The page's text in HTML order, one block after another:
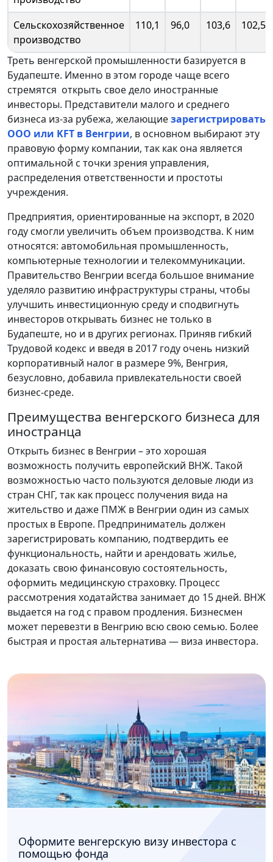
Сельскохозяйственное
производство
110,1 96,0 103,6 102,5
Треть венгерской промышленности базируется в
Будапеште. Именно в этом городе чаще всего
стремятся открыть свое дело иностранные
инвесторы. Представители малого и среднего
бизнеса из-за рубежа, желающиезарегистрировать
ООО или KFT в Венгрии, в основном выбирают эту
правовую форму компании, так как она является
оптимальной с точки зрения управления,
распределения ответственности и простоты
учреждения.
Предприятия, ориентированные на экспорт, в 2020
году смогли увеличить объем производства. К ним
относятся: автомобильная промышленность,
компьютерные технологии и телекоммуникации.
Правительство Венгрии всегда большое внимание
уделяло развитию инфраструктуры страны, чтобы
улучшить инвестиционную среду и сподвигнуть
инвесторов открывать бизнес не только в
Будапеште, но и в других регионах. Приняв гибкий
Трудовой кодекс и введя в 2017 году очень низкий
корпоративный налог в размере 9%, Венгрия,
безусловно, добавила привлекательности своей
бизнес-среде.
Преимущества венгерского бизнеса для
иностранца
Открыть бизнес в Венгрии – это хорошая
возможность получить европейский ВНЖ. Такой
возможностью часто пользуются деловые люди из
стран СНГ, так как процесс получения вида на
жительство и даже ПМЖ в Венгрии один из самых
простых в Европе. Предприниматель должен
зарегистрировать компанию, подтвердить ее
функциональность, найти и арендовать жилье,
доказать свою финансовую состоятельность,
оформить медицинскую страховку. Процесс
рассмотрения ходатайства занимает до 15 дней. ВНЖ
выдается на год с правом продления. Бизнесмен
может перевезти в Венгрию всю свою семью. Более
быстрая и простая альтернатива — виза инвестора.
Оформите венгерскую визу инвестора с
помощью фонда